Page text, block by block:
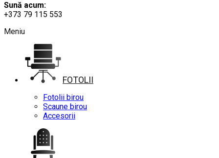
Sună acum:
+373 79 115 553
Meniu
FOTOLII
Fotolii birou
Scaune birou
Accesorii